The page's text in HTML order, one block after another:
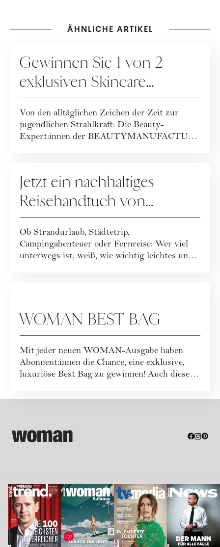
ÄHNLICHE ARTIKEL
Gewinnen Sie 1 von 2
exklusiven Skincare
Packages der
BEAUTYMANUFACTUR!
Von den alltäglichen Zeichen der Zeit zur
jugendlichen Strahlkraft: Die Beauty-
Expert:innen der BEAUTYMANUFACTUR
Jetzt ein nachhaltiges
Reisehandtuch von
Buvanha gewinnen
Ob Strandurlaub, Städtetrip,
Campingabenteuer oder Fernreise: Wer viel
unterwegs ist, weiß, wie wichtig leichtes und
WOMAN BEST BAG
Mit jeder neuen WOMAN-Ausgabe haben
Abonnent:innen die Chance, eine exklusive,
luxuriöse Best Bag zu gewinnen! Auch dieses